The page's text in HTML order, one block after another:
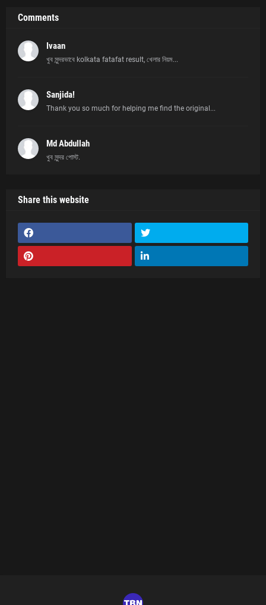
Comments
Ivaan
খুব সুন্দরভাবে kolkata fatafat result, খেলার নিয়ম...
Sanjida!
Thank you so much for helping me find the original...
Md Abdullah
খুব সুন্দর পোস্ট.
Share this website